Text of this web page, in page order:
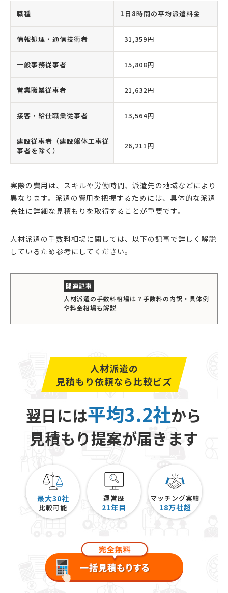
職種 1日8時間の平均派遣料金
情報処理・通信技術者 31,359円
一般事務従事者 15,808円
営業職業従事者 21,632円
接客・給仕職業従事者 13,564円
建設従事者（建設躯体工事従
事者を除く）
26,211円
実際の費用は、スキルや労働時間、派遣先の地域などにより
異なります。派遣の費用を把握するためには、具体的な派遣
会社に詳細な見積もりを取得することが重要です。
人材派遣の手数料相場に関しては、以下の記事で詳しく解説
しているため参考にしてください。
人材派遣の手数料相場は？手数料の内訳・具体例
や料金相場も解説
人材派遣の
見積もり依頼なら比較ビズ
翌日には平均3.2社から
見積もり提案が届きます
最大30社
比較可能
運営歴
21年目
マッチング実績
18万社超